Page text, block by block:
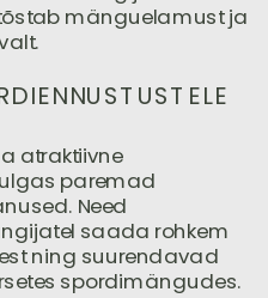
mänguelamust ja
atraktiivne
paremad
Need
saada rohkem
ning suurendavad
spordimängudes.